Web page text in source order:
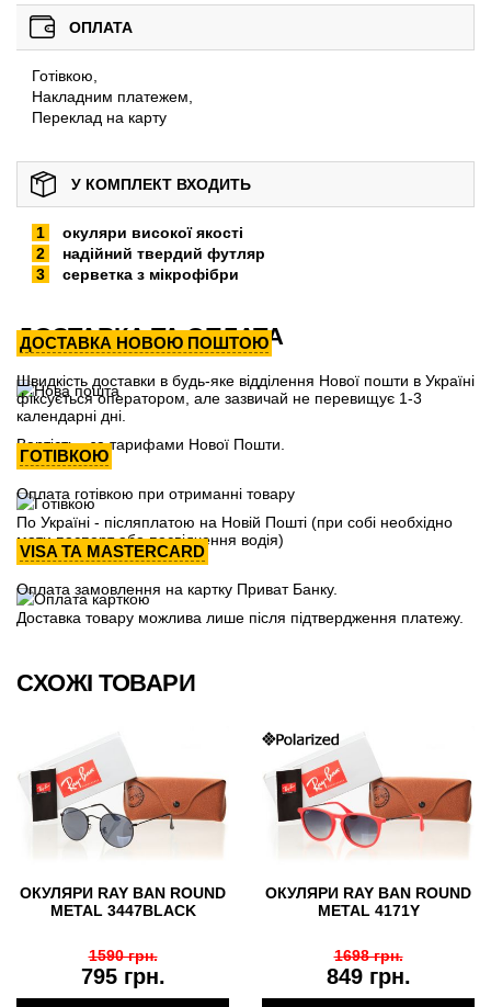
ОПЛАТА
Готівкою,
Накладним платежем,
Переклад на карту
У КОМПЛЕКТ ВХОДИТЬ
окуляри високої якості
надійний твердий футляр
серветка з мікрофібри
ДОСТАВКА ТА ОПЛАТА
ДОСТАВКА НОВОЮ ПОШТОЮ
Швидкість доставки в будь-яке відділення Нової пошти в Україні
фіксується оператором, але зазвичай не перевищує 1-3
календарні дні.
Вартість - за тарифами Нової Пошти.
ГОТІВКОЮ
Оплата готівкою при отриманні товару
По Україні - післяплатою на Новій Пошті (при собі необхідно
мати паспорт або посвідчення водія)
VISA ТА MASTERCARD
Оплата замовлення на картку Приват Банку.
Доставка товару можлива лише після підтвердження платежу.
СХОЖІ ТОВАРИ
ОКУЛЯРИ RAY BAN ROUND
METAL 3447BLACK
795 грн.
1590 грн.
ОКУЛЯРИ RAY BAN ROUND
METAL 4171Y
849 грн.
1698 грн.